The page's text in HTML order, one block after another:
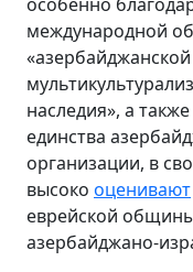
международной
наследия», а
единства
организации, в
высоко оценивают
еврейской
азербайджано-